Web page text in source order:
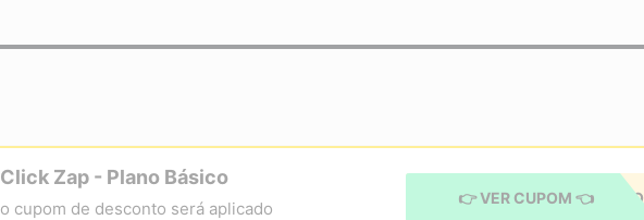
Click Zap - Plano Básico
o cupom de desconto será aplicado
CUPOM APLICADO
👉 VER CUPOM 👈